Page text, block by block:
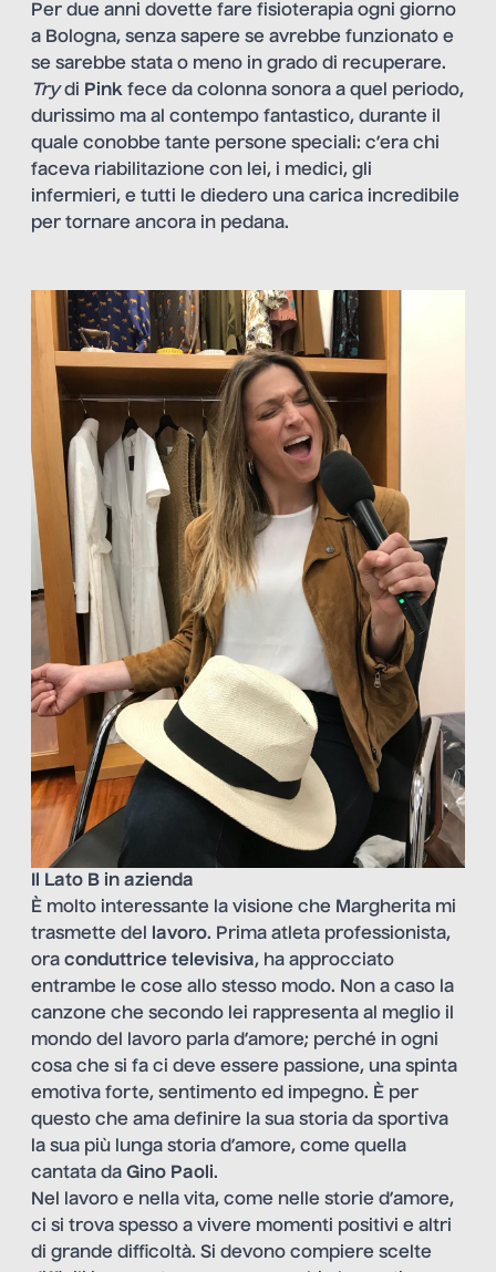
Per due anni dovette fare fisioterapia ogni giorno
a Bologna, senza sapere se avrebbe funzionato e
se sarebbe stata o meno in grado di recuperare.
Trydi Pink fece da colonna sonora a quel periodo,
durissimo ma al contempo fantastico, durante il
quale conobbe tante persone speciali: c’era chi
faceva riabilitazione con lei, i medici, gli
infermieri, e tutti le diedero una carica incredibile
per tornare ancora in pedana.
Il Lato B in azienda
È molto interessante la visione che Margherita mi
trasmette del lavoro. Prima atleta professionista,
ora conduttrice televisiva, ha approcciato
entrambe le cose allo stesso modo. Non a caso la
canzone che secondo lei rappresenta al meglio il
mondo del lavoro parla d’amore; perché in ogni
cosa che si fa ci deve essere passione, una spinta
emotiva forte, sentimento ed impegno. È per
questo che ama definire la sua storia da sportiva
la sua più lunga storia d’amore, come quella
cantata da Gino Paoli.
Nel lavoro e nella vita, come nelle storie d’amore,
ci si trova spesso a vivere momenti positivi e altri
di grande difficoltà. Si devono compiere scelte